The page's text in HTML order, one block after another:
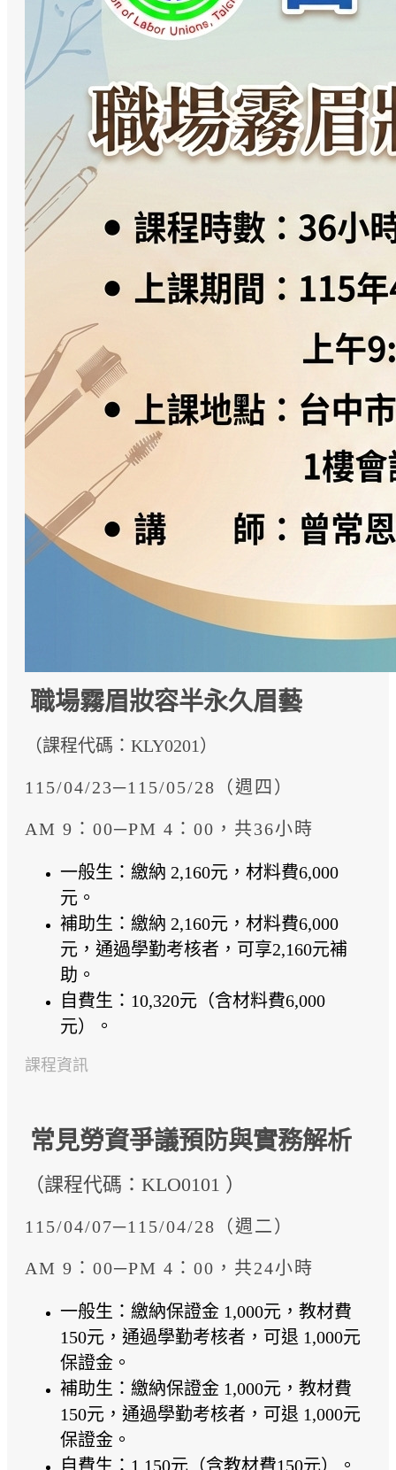
職場霧眉妝容半永久眉藝
（課程代碼：KLY0201）
115/04/23─115/05/28（週四）
AM 9：00─PM 4：00，共36小時
一般生：繳納 2,160元，材料費6,000
元。
補助生：繳納 2,160元，材料費6,000
元，通過學勤考核者，可享2,160元補
助。
自費生：10,320元（含材料費6,000
元）。
課程資訊
常見勞資爭議預防與實務解析
（課程代碼：KLO0101 ）
115/04/07─115/04/28（週二）
AM 9：00─PM 4：00，共24小時
一般生：繳納保證金 1,000元，教材費
150元，通過學勤考核者，可退 1,000元
保證金。
補助生：繳納保證金 1,000元，教材費
150元，通過學勤考核者，可退 1,000元
保證金。
自費生：1,150元（含教材費150元）。